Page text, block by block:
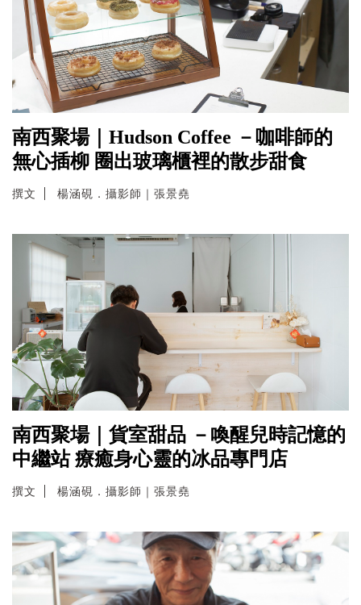
南西聚場｜Hudson Coffee －咖啡師的
無心插柳 圈出玻璃櫃裡的散步甜食
撰文 楊涵硯．攝影師｜張景堯
南西聚場｜貨室甜品 －喚醒兒時記憶的
中繼站 療癒身心靈的冰品專門店
撰文 楊涵硯．攝影師｜張景堯